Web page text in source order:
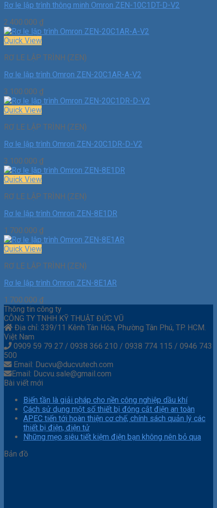
Rơ le lập trình thông minh Omron ZEN-10C1DT-D-V2
2.400.000 ₫
Quick View
RƠ LE LẬP TRÌNH (ZEN)
Rơ le lập trình Omron ZEN-20C1AR-A-V2
3.100.000 ₫
Quick View
RƠ LE LẬP TRÌNH (ZEN)
Rơ le lập trình Omron ZEN-20C1DR-D-V2
3.100.000 ₫
Quick View
RƠ LE LẬP TRÌNH (ZEN)
Rơ le lập trình Omron ZEN-8E1DR
1.700.000 ₫
Quick View
RƠ LE LẬP TRÌNH (ZEN)
Rơ le lập trình Omron ZEN-8E1AR
1.700.000 ₫
Thông tin công ty
CÔNG TY TNHH KỸ THUẬT ĐỨC VŨ
Địa chỉ: 339/11 Kênh Tân Hóa, Phường Tân Phú, TP. HCM.
Việt Nam
0909 59 79 27 / 0938 366 210 / 0938 774 115 / 0946 743
500
Email: Ducvu@ducvutech.com
Email: Ducvu.sale@gmail.com
Bài viết mới
Biến tần là giải pháp cho nền công nghiệp dầu khí
Cách sử dụng một số thiết bị đóng cắt điện an toàn
APEC tiến tới hoàn thiện cơ chế, chính sách quản lý các
thiết bị điện, điện tử
Những mẹo siêu tiết kiệm điện bạn không nên bỏ qua
Bản đồ